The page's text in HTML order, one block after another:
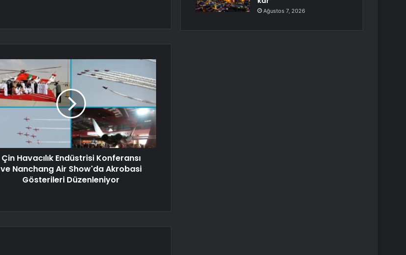
Çin Havacılık Endüstrisi Konferansı
ve Nanchang Air Show'da Akrobasi
Gösterileri Düzenleniyor
Ağustos 7, 2026